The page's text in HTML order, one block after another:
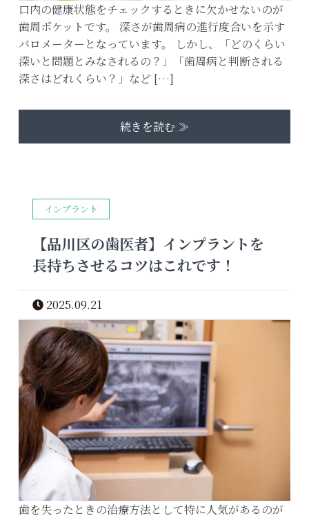
口内の健康状態をチェックするときに欠かせないのが
歯周ポケットです。 深さが歯周病の進行度合いを示す
バロメーターとなっています。 しかし、「どのくらい
深いと問題とみなされるの？」「歯周病と判断される
深さはどれくらい？」など […]
続きを読む ≫
インプラント
【品川区の歯医者】インプラントを
長持ちさせるコツはこれです！
2025.09.21
歯を失ったときの治療方法として特に人気があるのが